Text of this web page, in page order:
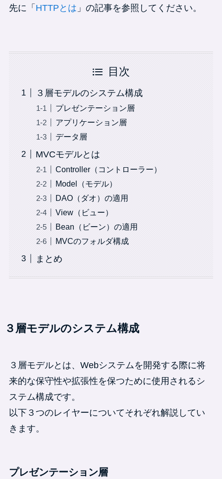
先に「 HTTPとは 」の記事を参照してください。
目次
３層モデルのシステム構成
プレゼンテーション層
アプリケーション層
データ層
MVCモデルとは
Controller（コントローラー）
Model（モデル）
DAO（ダオ）の適用
View（ビュー）
Bean（ビーン）の適用
MVCのフォルダ構成
まとめ
３層モデルのシステム構成
３層モデルとは、Webシステムを開発する際に将
来的な保守性や拡張性を保つために使用されるシ
ステム構成です。
以下３つのレイヤーについてそれぞれ解説してい
きます。
プレゼンテーション層